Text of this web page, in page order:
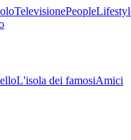
TelevisionePeople
L'isola dei famosiAmici